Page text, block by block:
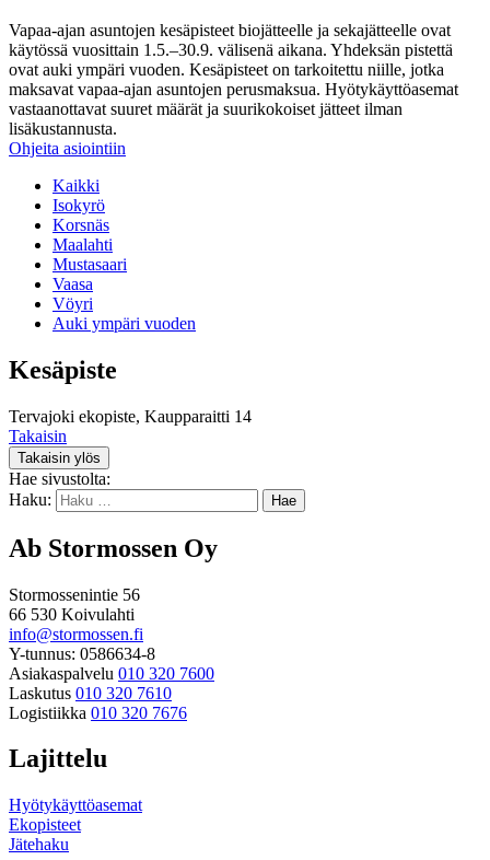
Vapaa-ajan asuntojen kesäpisteet biojätteelle ja sekajätteelle ovat
käytössä vuosittain 1.5.–30.9. välisenä aikana. Yhdeksän pistettä
ovat auki ympäri vuoden. Kesäpisteet on tarkoitettu niille, jotka
maksavat vapaa-ajan asuntojen perusmaksua. Hyötykäyttöasemat
vastaanottavat suuret määrät ja suurikokoiset jätteet ilman
lisäkustannusta.
Ohjeita asiointiin
Kaikki
Isokyrö
Korsnäs
Maalahti
Mustasaari
Vaasa
Vöyri
Auki ympäri vuoden
Kesäpiste
Tervajoki ekopiste, Kaupparaitti 14
Takaisin
Takaisin ylös
Hae sivustolta:
Haku:
Ab Stormossen Oy
Stormossenintie 56
66 530 Koivulahti
info@stormossen.fi
Y-tunnus: 0586634-8
Asiakaspalvelu 010 320 7600
Laskutus 010 320 7610
Logistiikka 010 320 7676
Lajittelu
Hyötykäyttöasemat
Ekopisteet
Jätehaku